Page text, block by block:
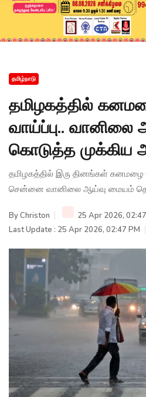
தமிழ்நாடு
தமிழகத்தில்
வாய்ப்பு..
கொடுத்த முக்கிய
தமிழகத்தில் இரு தினங்கள் கனமழை
சென்னை வானிலை ஆய்வு மையம்
ByChriston
25 Apr 2026,
Last Update : 25 Apr 2026, 02:47 PM